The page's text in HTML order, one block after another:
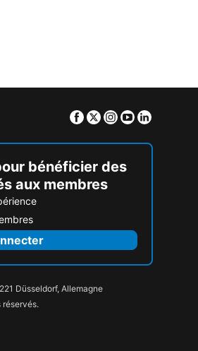
Facebook
TwitterInstagram
Youtube
bénéficier des
aux membres
Düsseldorf, Allemagne